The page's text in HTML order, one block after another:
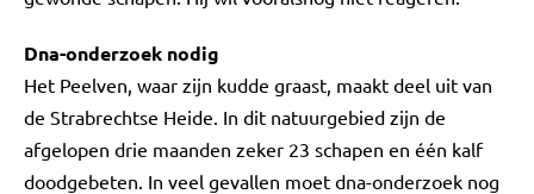
Dna-onderzoek nodig
Het Peelven, waar zijn kudde graast, maakt deel uit van
de Strabrechtse Heide. In dit natuurgebied zijn de
afgelopen drie maanden zeker 23 schapen en één kalf
doodgebeten. In veel gevallen moet dna-onderzoek nog